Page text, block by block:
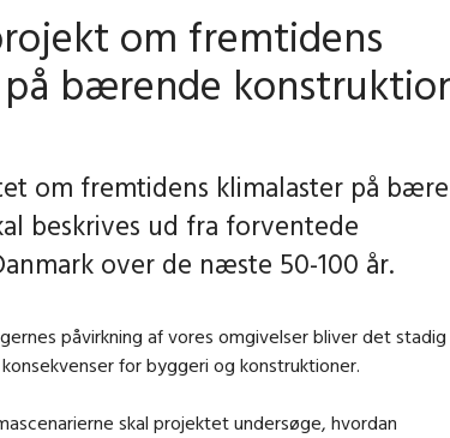
om fremtidens
bærende
om fremtidens klimalaster på
beskrives ud fra forventede
over de næste 50-100 år.
påvirkning af vores omgivelser bliver det stadig
for byggeri og konstruktioner.
skal projektet undersøge, hvordan